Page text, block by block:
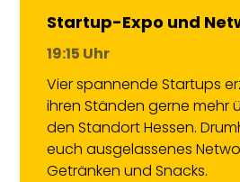
Startup-Expo und
19:15 Uhr
Vier spannende Startups
ihren Ständen gerne mehr
den Standort Hessen.
euch ausgelassenes
Getränken und Snacks.